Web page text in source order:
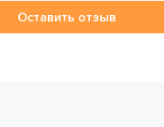
Оставить отзыв